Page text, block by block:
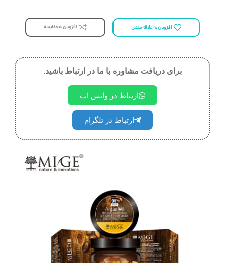
افزودن به علاقه مندی افزودن به مقایسه
برای دریافت مشاوره با ما در ارتباط باشید.
ارتباط در واتس اپ
ارتباط در تلگرام